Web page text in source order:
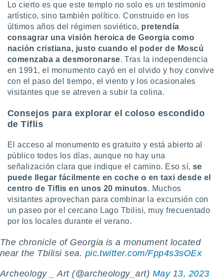
Lo cierto es que este templo no solo es un testimonio
artístico, sino también político. Construido en los
últimos años del régimen soviético, pretendía
consagrar una visión heroica de Georgia como
nación cristiana, justo cuando el poder de Moscú
comenzaba a desmoronarse. Tras la independencia
en 1991, el monumento cayó en el olvido y hoy convive
con el paso del tiempo, el viento y los ocasionales
visitantes que se atreven a subir la colina.
Consejos para explorar el coloso escondido
de Tiflis
El acceso al monumento es gratuito y está abierto al
público todos los días, aunque no hay una
señalización clara que indique el camino. Eso sí,se
puede llegar fácilmente en coche o en taxi desde el
centro de Tiflis en unos 20 minutos. Muchos
visitantes aprovechan para combinar la excursión con
un paseo por el cercano Lago Tbilisi, muy frecuentado
por los locales durante el verano.
The chronicle of Georgia is a monument located
near the Tbilisi sea. pic.twitter.com/Fpp4s3sOEx
Archeology _ Art (@archeology_art) May 13, 2023